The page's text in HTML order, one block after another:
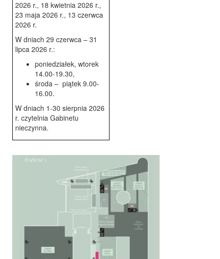
2026 r., 18 kwietnia 2026 r.,
23 maja 2026 r., 13 czerwca
2026 r.
W dniach 29 czerwca – 31
lipca 2026 r.:
poniedziałek, wtorek
14.00-19.30,
środa – piątek 9.00-
16.00.
W dniach 1-30 sierpnia 2026
r. czytelnia Gabinetu
nieczynna.